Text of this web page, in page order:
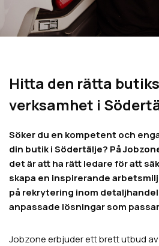
Hitta den rätta
verksamhet i
Söker du en kompetent och
din butik i Södertälje? På
det är att ha rätt ledare för att
skapa en inspirerande
på rekrytering inom
anpassade lösningar som
Jobzone erbjuder ett brett utbud